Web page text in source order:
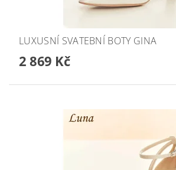
LUXUSNÍ SVATEBNÍ BOTY GINA
2 869 Kč